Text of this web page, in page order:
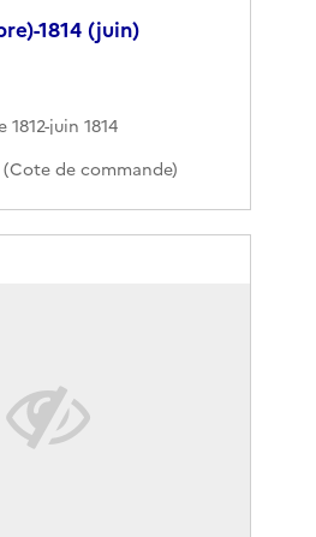
1814 (juin)
juin 1814
de commande)